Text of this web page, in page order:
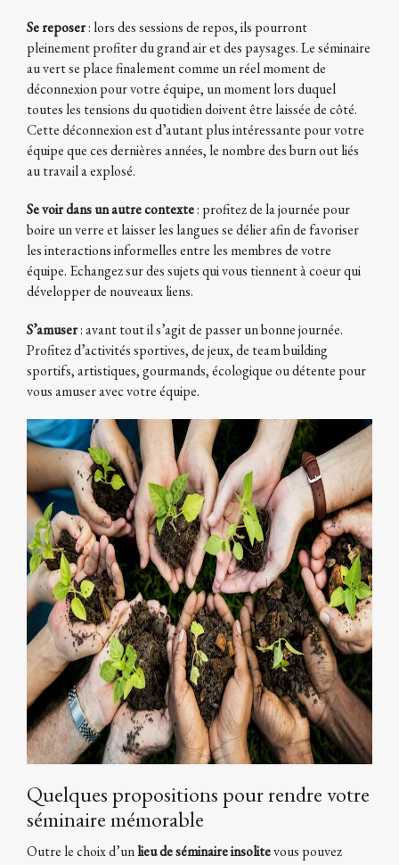
Se reposer: lors des sessions de repos, ils pourront
pleinement profiter du grand air et des paysages. Le séminaire
au vert se place finalement comme un réel moment de
déconnexion pour votre équipe, un moment lors duquel
toutes les tensions du quotidien doivent être laissée de côté.
Cette déconnexion est d’autant plus intéressante pour votre
équipe que ces dernières années, le nombre des burn out liés
au travail a explosé.
Se voir dans un autre contexte: profitez de la journée pour
boire un verre et laisser les langues se délier afin de favoriser
les interactions informelles entre les membres de votre
équipe. Echangez sur des sujets qui vous tiennent à coeur qui
développer de nouveaux liens.
S’amuser: avant tout il s’agit de passer un bonne journée.
Profitez d’activités sportives, de jeux, de team building
sportifs, artistiques, gourmands, écologique ou détente pour
vous amuser avec votre équipe.
Quelques propositions pour rendre votre
séminaire mémorable
Outre le choix d’unlieu de séminaire insolitevous pouvez